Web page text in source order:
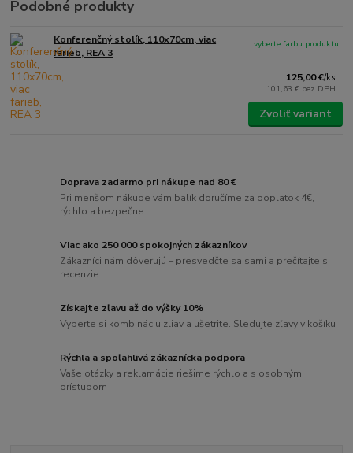
Podobné produkty
Konferenčný stolík, 110x70cm, viac
farieb, REA 3
125,00 €/ks
101,63 € bez DPH
vyberte farbu produktu
Zvoliť variant
Doprava zadarmo pri nákupe nad 80 €
Pri menšom nákupe vám balík doručíme za poplatok 4€,
rýchlo a bezpečne
Viac ako 250 000 spokojných zákazníkov
Zákazníci nám dôverujú – presvedčte sa sami a prečítajte si
recenzie
Získajte zľavu až do výšky 10%
Vyberte si kombináciu zliav a ušetrite. Sledujte zľavy v košíku
Rýchla a spoľahlivá zákaznícka podpora
Vaše otázky a reklamácie riešime rýchlo a s osobným
prístupom